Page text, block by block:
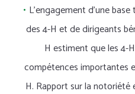
L'engagement d'une base
des 4-H et de dirigeants
H estiment que les 4-
compétences importantes
H. Rapport sur la